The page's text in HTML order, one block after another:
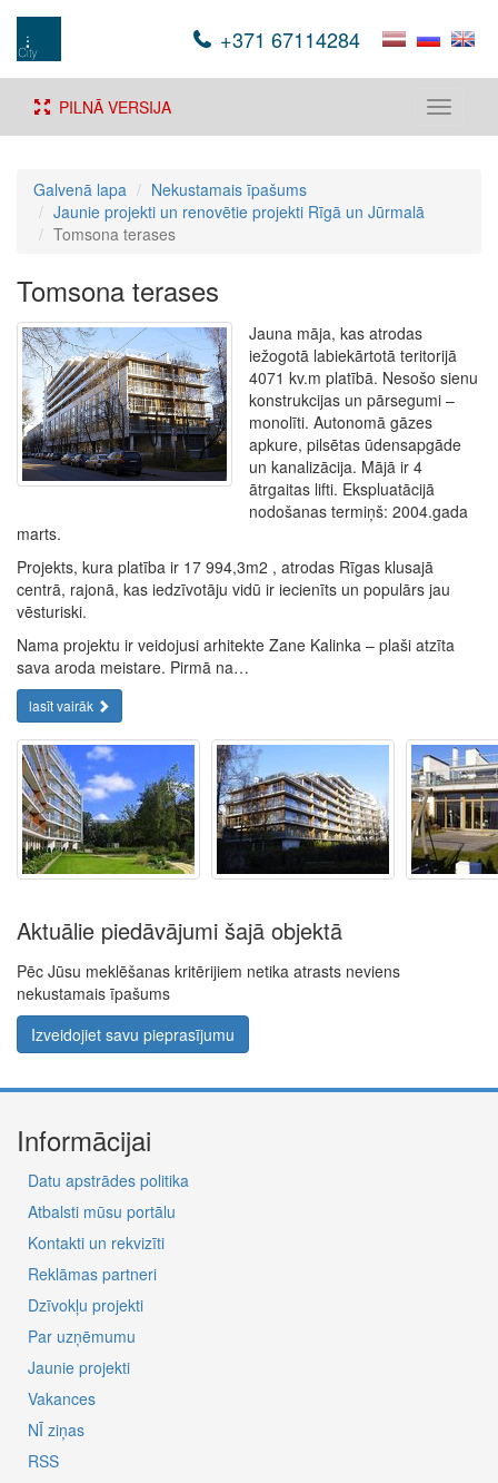
+371 67114284
Toggle
PILNĀ VERSIJA
Galvenā lapa
Nekustamais īpašums
Jaunie projekti un renovētie projekti Rīgā un Jūrmalā
Tomsona terases
Tomsona terases
Jauna māja, kas atrodas
iežogotā labiekārtotā teritorijā
4071 kv.m platībā. Nesošo sienu
konstrukcijas un pārsegumi –
monolīti. Autonomā gāzes
apkure, pilsētas ūdensapgāde
un kanalizācija. Mājā ir 4
ātrgaitas lifti. Ekspluatācijā
nodošanas termiņš: 2004.gada
marts.
Projekts, kura platība ir 17 994,3m2 , atrodas Rīgas klusajā
centrā, rajonā, kas iedzīvotāju vidū ir iecienīts un populārs jau
vēsturiski.
Nama projektu ir veidojusi arhitekte Zane Kalinka – plaši atzīta
sava aroda meistare. Pirmā na…
lasīt vairāk
Aktuālie piedāvājumi šajā objektā
Pēc Jūsu meklēšanas kritērijiem netika atrasts neviens
nekustamais īpašums
Izveidojiet savu pieprasījumu
Informācijai
Datu apstrādes politika
Atbalsti mūsu portālu
Kontakti un rekvizīti
Reklāmas partneri
Dzīvokļu projekti
Par uzņēmumu
Jaunie projekti
Vakances
NĪ ziņas
RSS